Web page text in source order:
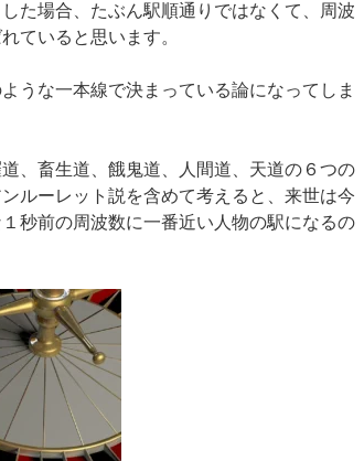
た場合、たぶん駅順通りではなくて、周波
ていると思います。
うな一本線で決まっている論になってしま
、畜生道、餓鬼道、人間道、天道の６つの
ルーレット説を含めて考えると、来世は今
秒前の周波数に一番近い人物の駅になるの